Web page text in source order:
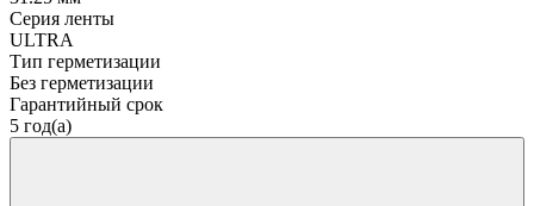
Серия ленты
ULTRA
Тип герметизации
Без герметизации
Гарантийный срок
5 год(а)